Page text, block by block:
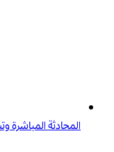
المحادثة